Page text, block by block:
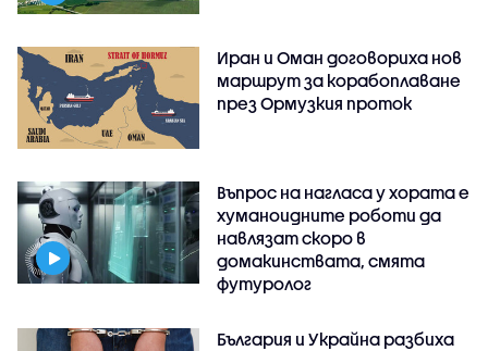
Иран и Оман договориха нов
маршрут за корабоплаване
през Ормузкия проток
Въпрос на нагласа у хората е
хуманоидните роботи да
навлязат скоро в
домакинствата, смята
футуролог
България и Украйна разбиха